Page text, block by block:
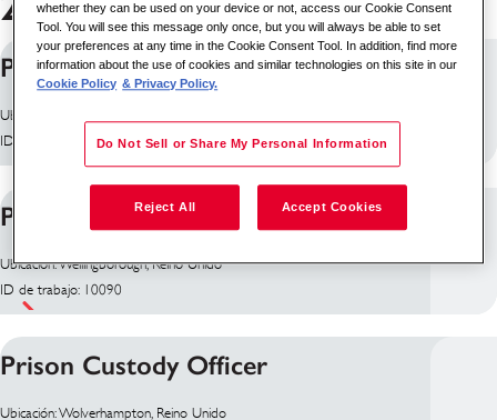
Prison Custody Officer
Ubicación: Rugby, Reino Unido
ID de trabajo: 10199
Prison Custody Officer
Ubicación: Wellingborough, Reino Unido
ID de trabajo: 10090
Prison Custody Officer
Ubicación: Wolverhampton, Reino Unido
whether they can be used on your device or not, access our Cookie Consent
Tool. You will see this message only once, but you will always be able to set
your preferences at any time in the Cookie Consent Tool. In addition, find more
information about the use of cookies and similar technologies on this site in our
Cookie Policy & Privacy Policy.
Do Not Sell or Share My Personal Information
Reject All Accept Cookies